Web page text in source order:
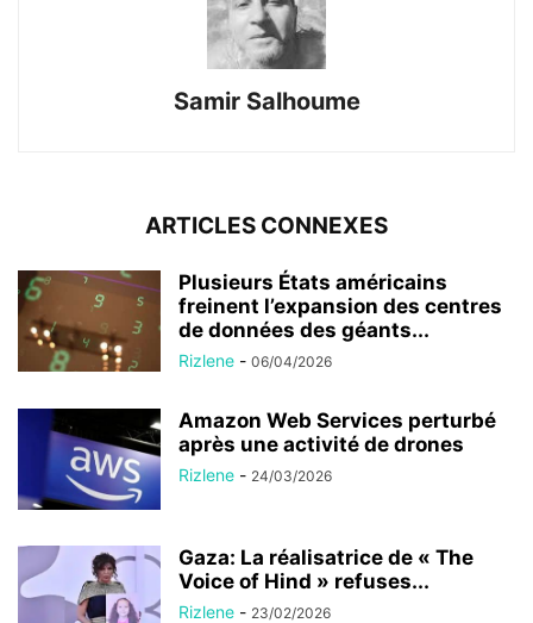
Samir Salhoume
ARTICLES CONNEXES
Plusieurs États américains
freinent l’expansion des centres
de données des géants...
Rizlene - 06/04/2026
Amazon Web Services perturbé
après une activité de drones
Rizlene - 24/03/2026
Gaza: La réalisatrice de « The
Voice of Hind » refuses...
Rizlene - 23/02/2026